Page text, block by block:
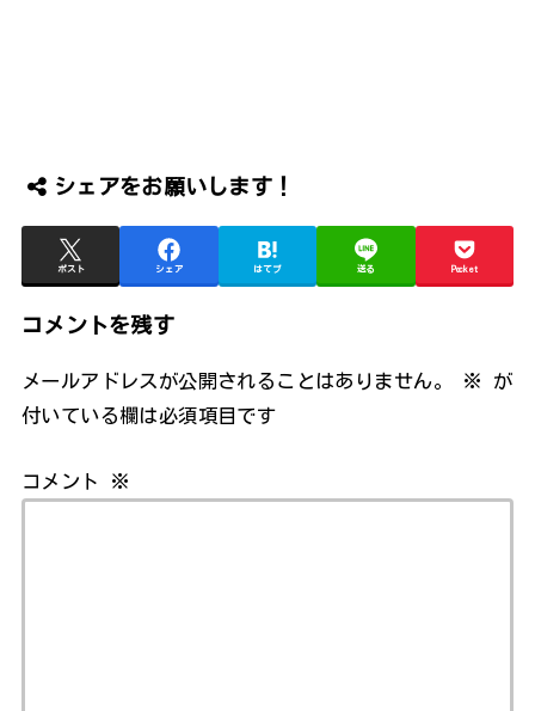
シェアをお願いします！
ポスト シェア はてブ 送る Pocket
コメントを残す
メールアドレスが公開されることはありません。 ※
が
付いている欄は必須項目です
コメント ※